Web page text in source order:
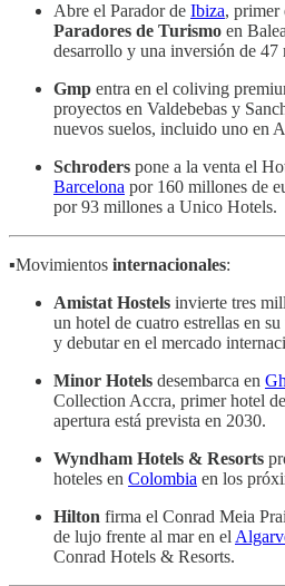
Abre el Parador de Ibiza, primer
Paradores de Turismo en
desarrollo y una inversión de 47
Gmp entra en el coliving
proyectos en Valdebebas y
nuevos suelos, incluido uno en
Schroders pone a la venta el
Barcelona por 160 millones de
por 93 millones a Unico Hotels.
▪️Movimientos internacionales:
Amistat Hostels invierte tres
un hotel de cuatro estrellas en
y debutar en el mercado
Minor Hotels desembarca en
Collection Accra, primer hotel
apertura está prevista en 2030.
Wyndham Hotels & Resorts
hoteles en Colombia en los
Hilton firma el Conrad Meia
de lujo frente al mar en el
Conrad Hotels & Resorts.